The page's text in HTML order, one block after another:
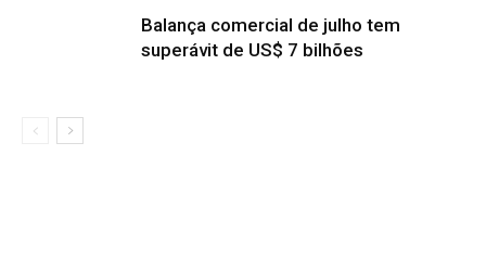
Balança comercial de julho tem
superávit de US$ 7 bilhões